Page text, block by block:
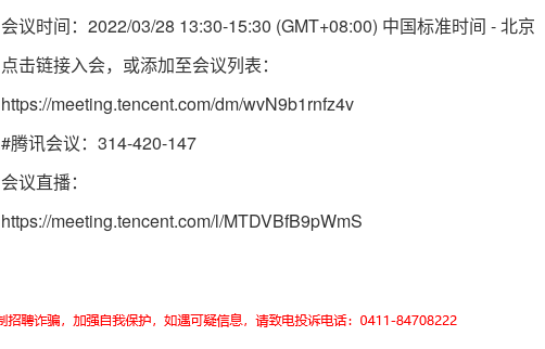
会议时间：2022/03/28 13:30-15:30 (GMT+08:00) 中国标准时间 - 北京
点击链接入会，或添加至会议列表：
https://meeting.tencent.com/dm/wvN9b1rnfz4v
#腾讯会议：314-420-147
会议直播：
https://meeting.tencent.com/l/MTDVBfB9pWmS